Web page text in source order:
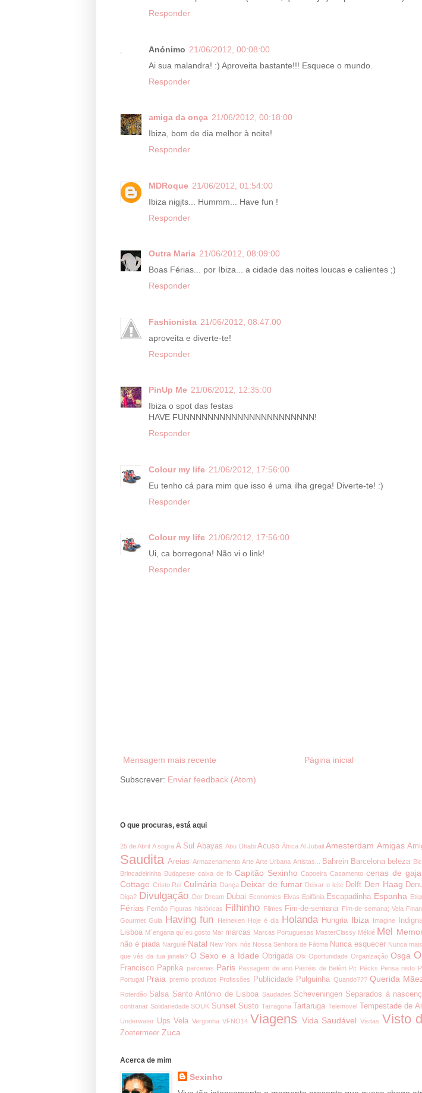
Responder
Anónimo 21/06/2012, 00:08:00
Ai sua malandra! :) Aproveita bastante!!! Esquece o mundo.
Responder
amiga da onça 21/06/2012, 00:18:00
Ibiza, bom de dia melhor à noite!
Responder
MDRoque 21/06/2012, 01:54:00
Ibiza nigjts... Hummm... Have fun !
Responder
Outra Maria 21/06/2012, 08:09:00
Boas Férias... por Ibiza... a cidade das noites loucas e calientes ;)
Responder
Fashionista 21/06/2012, 08:47:00
aproveita e diverte-te!
Responder
PinUp Me 21/06/2012, 12:35:00
Ibiza o spot das festas
HAVE FUNNNNNNNNNNNNNNNNNNNNNN!
Responder
Colour my life 21/06/2012, 17:56:00
Eu tenho cá para mim que isso é uma ilha grega! Diverte-te! :)
Responder
Colour my life 21/06/2012, 17:56:00
Ui, ca borregona! Não vi o link!
Responder
Mensagem mais recente Página inicial
Subscrever: Enviar feedback (Atom)
O que procuras, está aqui
25 de Abril A sogra A Sul Abayas Abu Dhabi Acuso África Al Jubail Amesterdam Amigas
Saudita Areias Armazenamento Arte Arte Urbana Artistas... Bahrein Barcelona beleza
Brincadeirinha Budapeste caixa de fb Capitão Sexinho Capoeira Casamento cenas de gaja
Cottage Cristo Rei Culinária Dança Deixar de fumar Deixar o leite Delft Den Haag
Diga? Divulgação Dor Dream Dubai Economics Elvas Epifânia Escapadinha Espanha
Férias Fernão Figuras históricas Filhinho Filmes Fim-de-semana Fim-de-semana; Vela
Gourmet Gula Having fun Heineken Hoje é dia Holanda Hungria Ibiza Imagine
Lisboa M´engana qu´eu gosto Mar marcas Marcas Portuguesas MasterClassy Mékié Mel
não é piada Narguilé Natal New York nós Nossa Senhora de Fátima Nunca esquecer Nunca
que vês da tua janela? O Sexo e a Idade Obrigada Olx Oportunidade Organização Osga
Francisco Paprika parcerias Paris Passagem de ano Pastéis de Belém Pc Pécks Pensa nisto
Portugal Praia premio produtos Profissões Publicidade Pulguinha Quando??? Querida
Roterdão Salsa Santo António de Lisboa Saudades Scheveningen Separados à
contrariar Solidariedade SOUK Sunset Susto Tarragona Tartaruga Telemovel Tempestade de
Underwater Ups Vela Vergonha VFNO14 Viagens Vida Saudável Visitas Visto
Zoetermeer Zuca
Acerca de mim
Sexinho